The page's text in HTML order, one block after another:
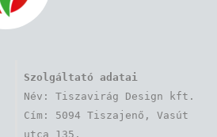
Szolgáltató adatai
Név: Tiszavirág Design kft.
Cím: 5094 Tiszajenő, Vasút
utca 135.